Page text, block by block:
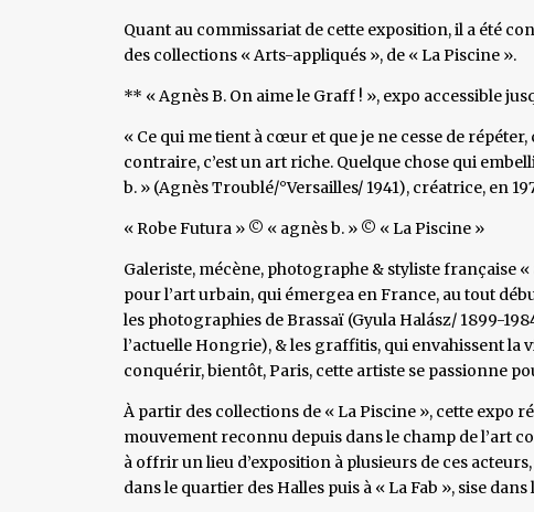
Quant au commissariat de cette exposition, il a été
des collections « Arts-appliqués », de « La Piscine ».
** « Agnès B. On aime le Graff ! », expo accessible
« Ce qui me tient à cœur et que je ne cesse de
contraire, c’est un art riche. Quelque chose qui
b. » (Agnès Troublé/°Versailles/ 1941), créatrice, en
« Robe Futura » © « agnès b. » © « La Piscine »
Galeriste, mécène, photographe & styliste française
pour l’art urbain, qui émergea en France, au tout
les photographies de Brassaï (Gyula Halász/ 1899-
l’actuelle Hongrie), & les graffitis, qui envahissent la
conquérir, bientôt, Paris, cette artiste se passionne
À partir des collections de « La Piscine », cette expo
mouvement reconnu depuis dans le champ de l’art
à offrir un lieu d’exposition à plusieurs de ces
dans le quartier des Halles puis à « La Fab », sise